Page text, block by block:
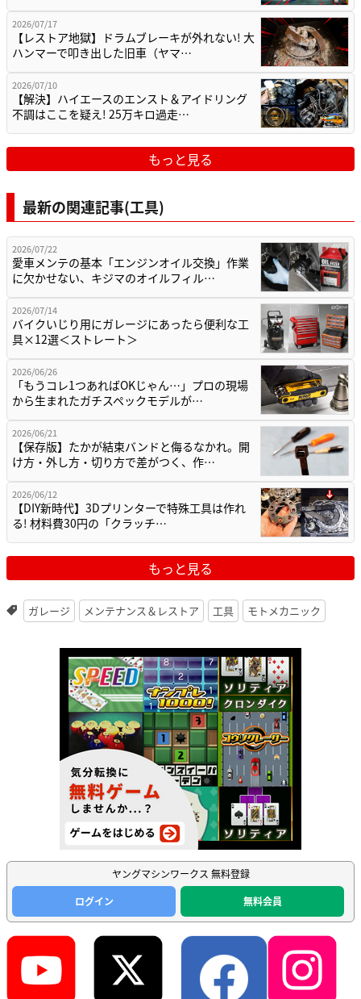
2026/07/17
【レストア地獄】ドラムブレーキが外れない! 大
ハンマーで叩き出した旧車（ヤマ…
2026/07/10
【解決】ハイエースのエンスト＆アイドリング
不調はここを疑え! 25万キロ過走…
もっと見る
最新の関連記事(工具)
2026/07/22
愛車メンテの基本「エンジンオイル交換」作業
に欠かせない、キジマのオイルフィル…
2026/07/14
バイクいじり用にガレージにあったら便利な工
具×12選＜ストレート＞
2026/06/26
「もうコレ1つあればOKじゃん…」プロの現場
から生まれたガチスペックモデルが…
2026/06/21
【保存版】たかが結束バンドと侮るなかれ。開
け方・外し方・切り方で差がつく、作…
2026/06/12
【DIY新時代】3Dプリンターで特殊工具は作れ
る! 材料費30円の「クラッチ…
もっと見る
ガレージ メンテナンス＆レストア 工具 モトメカニック
ヤングマシンワークス 無料登録
ログイン
無料会員